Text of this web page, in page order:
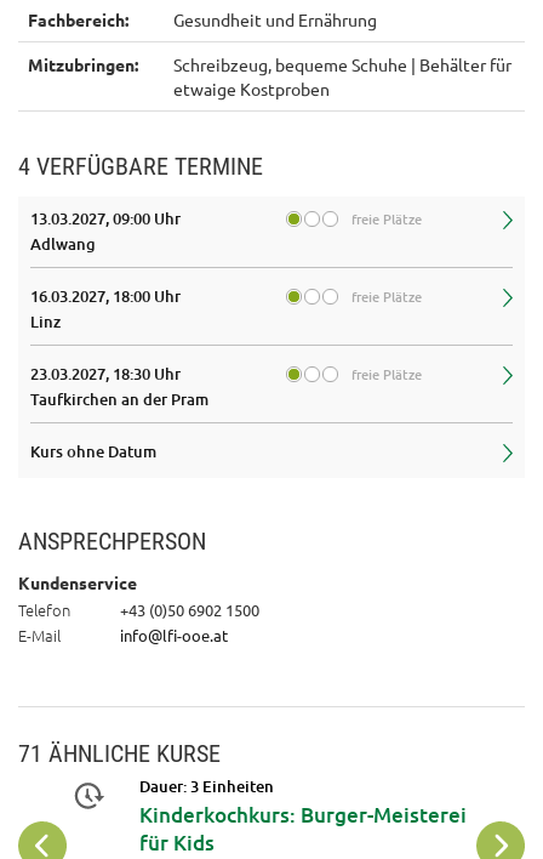
Fachbereich: Gesundheit und Ernährung
Mitzubringen:
Schreibzeug, bequeme Schuhe | Behälter für
etwaige Kostproben
4 VERFÜGBARE TERMINE
13.03.2027, 09:00 Uhr freie Plätze
Adlwang
16.03.2027, 18:00 Uhr freie Plätze
Linz
23.03.2027, 18:30 Uhr freie Plätze
Taufkirchen an der Pram
Kurs ohne Datum
ANSPRECHPERSON
Kundenservice
Telefon +43 (0)50 6902 1500
E-Mail info@lfi-ooe.at
71 ÄHNLICHE KURSE
Dauer: 3 Einheiten
Kinderkochkurs: Burger-Meisterei
für Kids